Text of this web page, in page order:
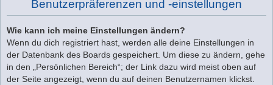
Benutzerpräferenzen und -einstellungen
Wie kann ich meine Einstellungen ändern?
Wenn du dich registriert hast, werden alle deine Einstellungen in
der Datenbank des Boards gespeichert. Um diese zu ändern, gehe
in den „Persönlichen Bereich“; der Link dazu wird meist oben auf
der Seite angezeigt, wenn du auf deinen Benutzernamen klickst.